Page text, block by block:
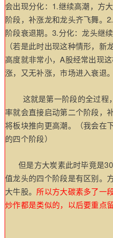
会出现分化：1.继续高潮，方
阶段，补涨龙和龙头齐飞舞。
阶段衰退期。 3.分化：龙头继
（若是此时出现这种情形，
高度就非常小，A股经常出现
涨，又无补涨，市场进入衰退。
这就是第一阶段的全过程
率就会直接启动第二个阶段，
将板块推向更高潮。（我会在
的四个阶段）
但是方大炭素此时毕竟是
值龙头的四个阶段是有区别。
大牛股。 所以方大碳素多了一
炒作都是类似的，以后要重点